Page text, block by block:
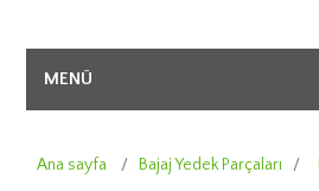
MENÜ
Ana sayfa / Bajaj Yedek Parçaları /